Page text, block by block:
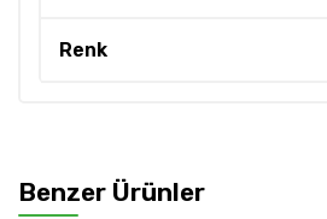
Renk
Benzer Ürünler